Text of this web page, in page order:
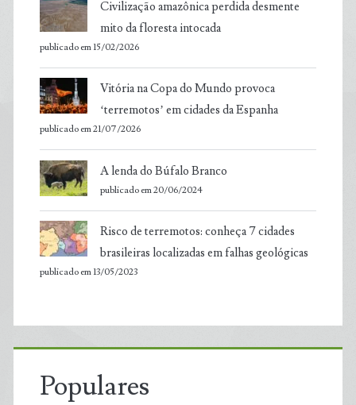
Civilização amazônica perdida desmente
mito da floresta intocada
publicado em 15/02/2026
Vitória na Copa do Mundo provoca
‘terremotos’ em cidades da Espanha
publicado em 21/07/2026
A lenda do Búfalo Branco
publicado em 20/06/2024
Risco de terremotos: conheça 7 cidades
brasileiras localizadas em falhas geológicas
publicado em 13/05/2023
Populares